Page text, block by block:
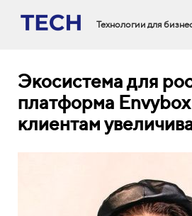
Технологии для
Экосистема для
платформа
клиентам